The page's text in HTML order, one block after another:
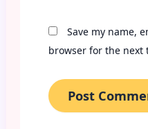
Save my name,
browser for the next